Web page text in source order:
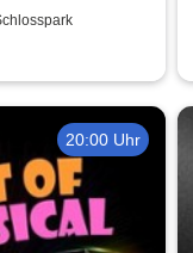
20:00 Uhr